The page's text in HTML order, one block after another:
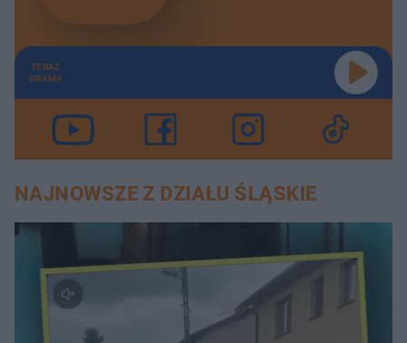
TERAZ
GRAMY
NAJNOWSZE Z DZIAŁU ŚLĄSKIE